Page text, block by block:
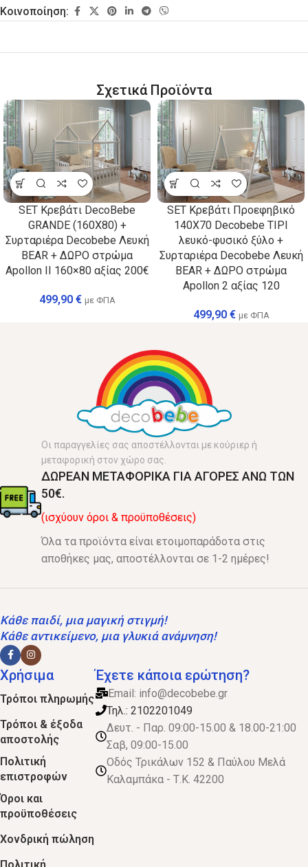
Κοινοποίηση:
Σχετικά Προϊόντα
SET Κρεβάτι DecoBebe
GRANDE (160X80) +
Συρταριέρα Decobebe Λευκή
BEAR + ΔΩΡΟ στρώμα
Apollon ΙΙ 160×80 αξίας 200€
499,90 € με ΦΠΑ
SET Κρεβάτι Προεφηβικό
140Χ70 Decobebe TIPI
λευκό-φυσικό ξύλο +
Συρταριέρα Decobebe Λευκή
BEAR + ΔΩΡΟ στρώμα
Apollon 2 αξίας 120
499,90 € με ΦΠΑ
Οι παραγγελίες σας αποστέλλονται με κούριερ ή
μεταφορική στον χώρο σας.
ΔΩΡΕΑΝ ΜΕΤΑΦΟΡΙΚΑ ΓΙΑ ΑΓΟΡΕΣ ΑΝΩ ΤΩΝ
50€.
(ισχύουν όροι & προϋποθέσεις)
Όλα τα προϊόντα είναι ετοιμοπαράδοτα στις
αποθήκες μας, αποστέλλονται σε 1-2 ημέρες!
Κάθε παιδί, μια μαγική στιγμή!
Κάθε αντικείμενο, μια γλυκιά ανάμνηση!
Χρήσιμα
Τρόποι πληρωμής
Τρόποι & έξοδα
αποστολής
Πολιτική
επιστροφών
Όροι και
προϋποθέσεις
Χονδρική πώληση
Έχετε κάποια ερώτηση?
Email: info@decobebe.gr
Τηλ.: 2102201049
Δευτ. - Παρ. 09:00-15.00 & 18.00-21:00
Σαβ, 09:00-15.00
Οδός Τρικάλων 152 & Παύλου Μελά
Καλαμπάκα - Τ.Κ. 42200